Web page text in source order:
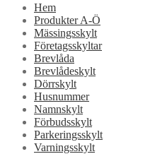
Hem
Produkter A-Ö
Mässingsskylt
Företagsskyltar
Brevlåda
Brevlådeskylt
Dörrskylt
Husnummer
Namnskylt
Förbudsskylt
Parkeringsskylt
Varningsskylt